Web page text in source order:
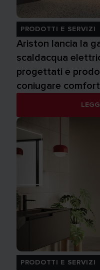
PRODOTTI E SERVIZI
Ariston lancia la
scaldacqua
progettati e
coniugare
PRODOTTI E SERVIZI